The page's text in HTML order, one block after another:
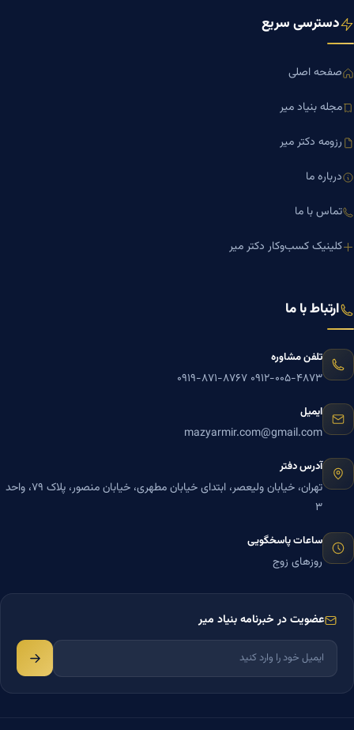
دسترسی سریع
صفحه اصلی
مجله بنیاد میر
رزومه دکتر میر
درباره ما
تماس با ما
کلینیک کسب‌وکار دکتر میر
ارتباط با ما
تلفن مشاوره
۰۹۱۲-۰۰۵-۴۸۷۳ ۰۹۱۹-۸۷۱-۸۷۶۷
ایمیل
mazyarmir.com@gmail.com
آدرس دفتر
تهران، خیابان ولیعصر، ابتدای خیابان مطهری، خیابان منصور، پلاک ۷۹، واحد
۳
ساعات پاسخگویی
روزهای زوج
عضویت در خبرنامه بنیاد میر